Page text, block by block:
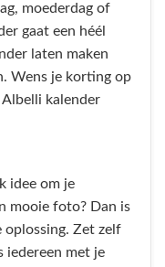
moederdag of
gaat een héél
laten maken
Wens je korting op
kalender
idee om je
mooie foto? Dan is
oplossing. Zet zelf
iedereen met je